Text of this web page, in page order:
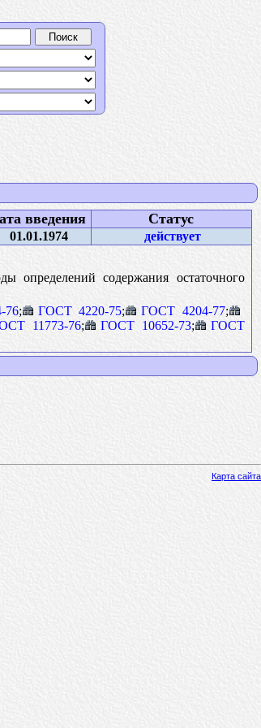
введения Статус
01.01.1974
действует
определений содержания остаточного
76; ГОСТ 4220-75; ГОСТ 4204-77;
11773-76; ГОСТ 10652-73;
ГОСТ
Карта сайта